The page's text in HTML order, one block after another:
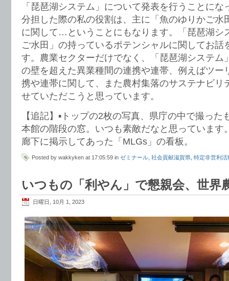
「琵琶湖システム」について発表を行うことに
分担した際の私の役割は、主に「魚のゆりかご水
に関して…ということにもなります。「琵琶湖シ
ご水田」の持っているポテンシャルに関してお話
す。農業セクターだけでなく、「琵琶湖システム
の壁を超えた異業種間の連携や連帯、例えばツー
携や連帯に関して、また農村集落のサステナビリ
せていただこうと思っています。
【追記】▪️トップの2枚の写真、県庁の中で撮っ
本館の階段の窓。いつも素敵だなと思っています
廊下に掲示してあった「MLGs」の看板。
Posted by wakkyken at 17:05:59 in ゼミナール, 社会貢献滋賀県, 特定非営利
いつもの「利やん」で懇親会、世界
日曜日, 10月 1, 2023